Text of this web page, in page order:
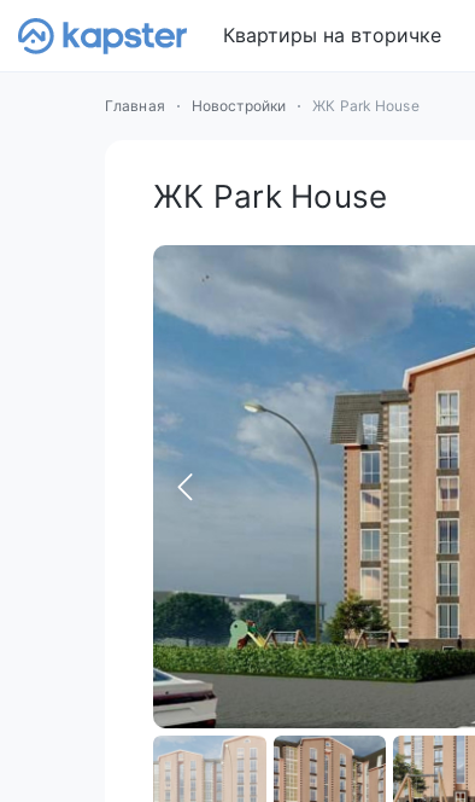
Квартиры на вторичке
Главная Новостройки ЖК Park House
ЖК Park House